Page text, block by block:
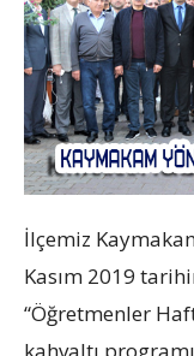
İlçemiz
Kasım 2019
“Öğretmenler